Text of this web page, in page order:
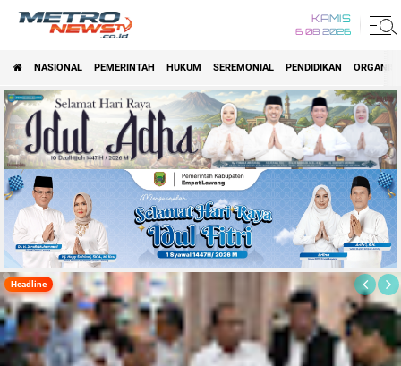
KAMIS
6 08 2026
NASIONAL PEMERINTAH HUKUM SEREMONIAL PENDIDIKAN
Headline